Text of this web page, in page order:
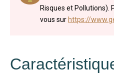
Risques et Pollutions).
vous surhttps://